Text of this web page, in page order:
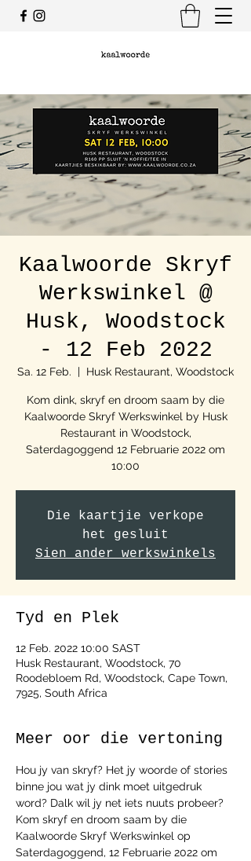
Kaalwoorde Skryf
Werkswinkel @
Husk, Woodstock
- 12 Feb 2022
Sa. 12 Feb.
  |
Husk Restaurant, Woodstock
Kom dink, skryf en droom saam by die
Kaalwoorde Skryf Werkswinkel by Husk
Restaurant in Woodstock,
Saterdagoggend 12 Februarie 2022 om
10:00
Die kaartjie verkope
het gesluit
Sien ander werkswinkels
Tyd en Plek
12 Feb. 2022 10:00 SAST
Husk Restaurant, Woodstock, 70
Roodebloem Rd, Woodstock, Cape Town,
7925, South Africa
Meer oor die vertoning
Hou jy van skryf? Het jy woorde of stories
binne jou wat jy dink moet uitgedruk
word? Dalk wil jy net iets nuuts probeer?
Kom skryf en droom saam by die
Kaalwoorde Skryf Werkswinkel op
Saterdagoggend, 12 Februarie 2022 om